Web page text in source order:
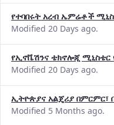
የተባበሩት አረብ ኤምሬቶች
Modified 20 Days ago.
የኢኖቬሽንና ቴክኖሎጂ ሚኒስቴር
Modified 20 Days ago.
ኢትዮጵያና አልጄሪያ በምርምር፣
Modified 5 Months ago.